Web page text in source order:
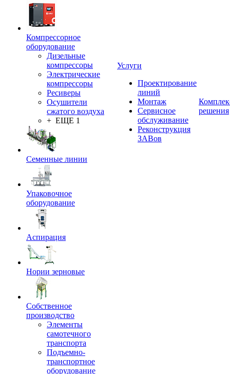
Компрессорное
оборудование
Дизельные
компрессоры
Электрические
компрессоры
Ресиверы
Осушители
сжатого воздуха
+ ЕЩЕ 1
Семенные линии
Упаковочное
оборудование
Аспирация
Нории зерновые
Собственное
производство
Элементы
самотечного
транспорта
Подъемно-
транспортное
оборудование
Услуги
Проектирование
линий
Монтаж
Сервисное
обслуживание
Реконструкция
ЗАВов
решения